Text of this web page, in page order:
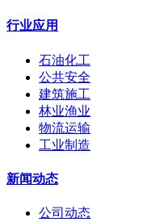
行业应用
石油化工
公共安全
建筑施工
林业渔业
物流运输
工业制造
新闻动态
公司动态